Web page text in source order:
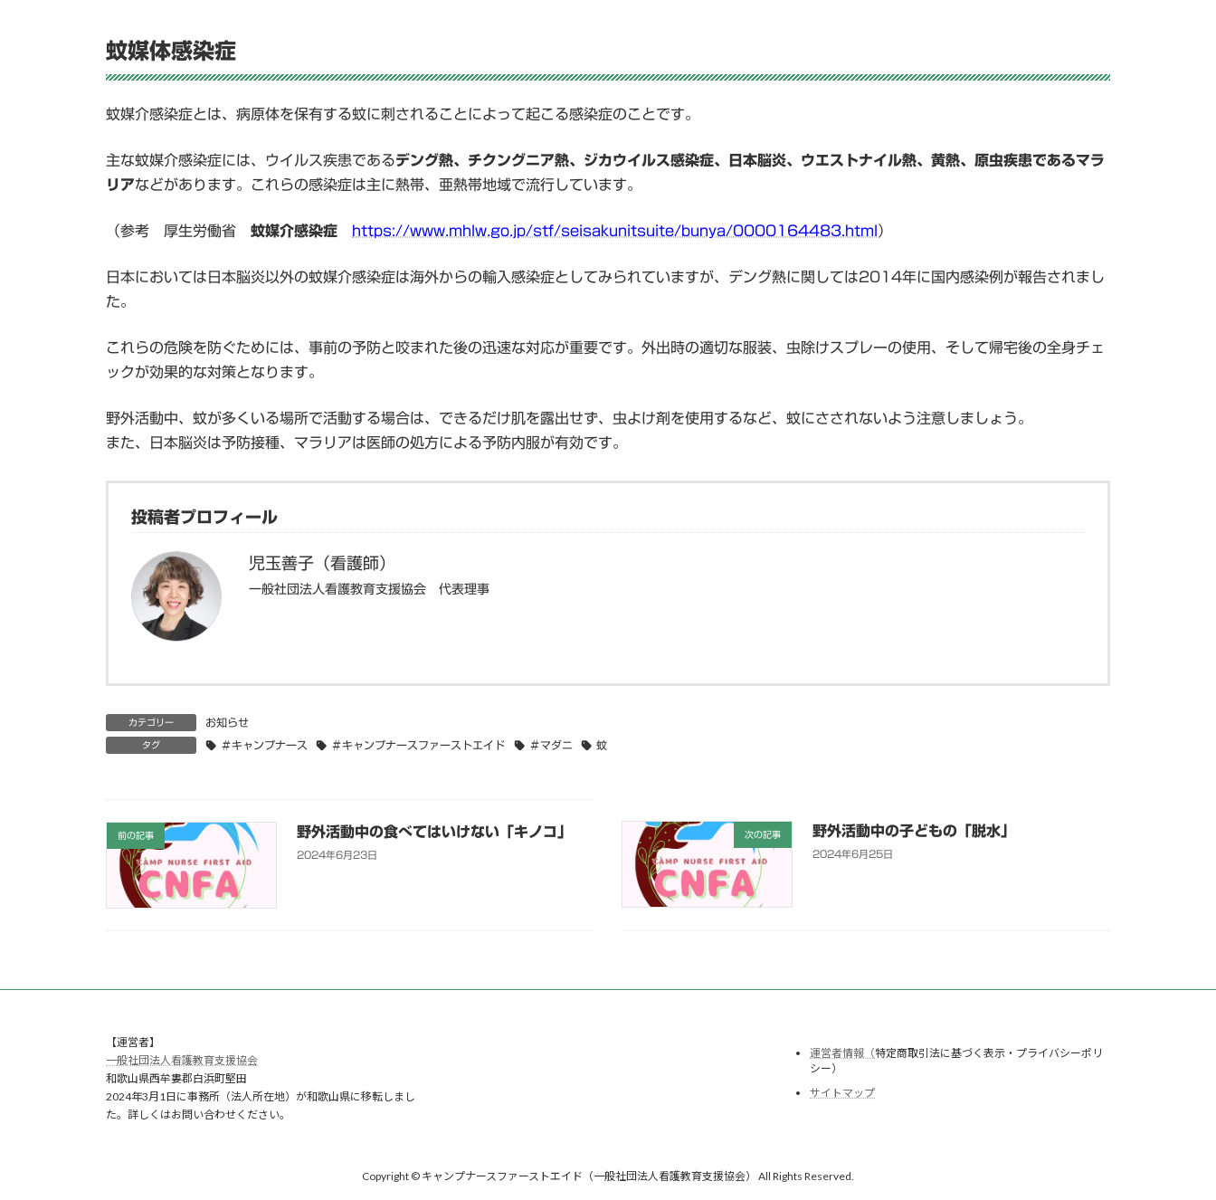
蚊媒体感染症
蚊媒介感染症とは、病原体を保有する蚊に刺されることによって起こる感染症のことです。
主な蚊媒介感染症には、ウイルス疾患であるデング熱、チクングニア熱、ジカウイルス感染症、日本脳炎、ウエストナイル熱、黄熱、原虫疾患であるマラ
リアなどがあります。これらの感染症は主に熱帯、亜熱帯地域で流行しています。
（参考 厚生労働省 蚊媒介感染症 https://www.mhlw.go.jp/stf/seisakunitsuite/bunya/0000164483.html ）
日本においては日本脳炎以外の蚊媒介感染症は海外からの輸入感染症としてみられていますが、デング熱に関しては2014年に国内感染例が報告されまし
た。
これらの危険を防ぐためには、事前の予防と咬まれた後の迅速な対応が重要です。外出時の適切な服装、虫除けスプレーの使用、そして帰宅後の全身チェ
ックが効果的な対策となります。
野外活動中、蚊が多くいる場所で活動する場合は、できるだけ肌を露出せず、虫よけ剤を使用するなど、蚊にさされないよう注意しましょう。
また、日本脳炎は予防接種、マラリアは医師の処方による予防内服が有効です。
投稿者プロフィール
児玉善子（看護師）
一般社団法人看護教育支援協会 代表理事
カテゴリー お知らせ
タグ ＃キャンプナース ＃キャンプナースファーストエイド ＃マダニ 蚊
前の記事 野外活動中の食べてはいけない「キノコ」
2024年6月23日
次の記事 野外活動中の子どもの「脱水」
2024年6月25日
【運営者】
一般社団法人看護教育支援協会
和歌山県西牟婁郡白浜町堅田
2024年3月1日に事務所（法人所在地）が和歌山県に移転しまし
た。詳しくはお問い合わせください。
運営者情報（特定商取引法に基づく表示・プライバシーポリ
シー）
サイトマップ
Copyright © キャンプナースファーストエイド（一般社団法人看護教育支援協会） All Rights Reserved.